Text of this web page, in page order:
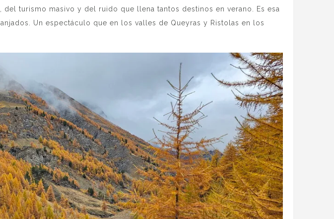
turismo masivo y del ruido que llena tantos destinos en verano. Es esa
Un espectáculo que en los valles de Queyras y Ristolas en los